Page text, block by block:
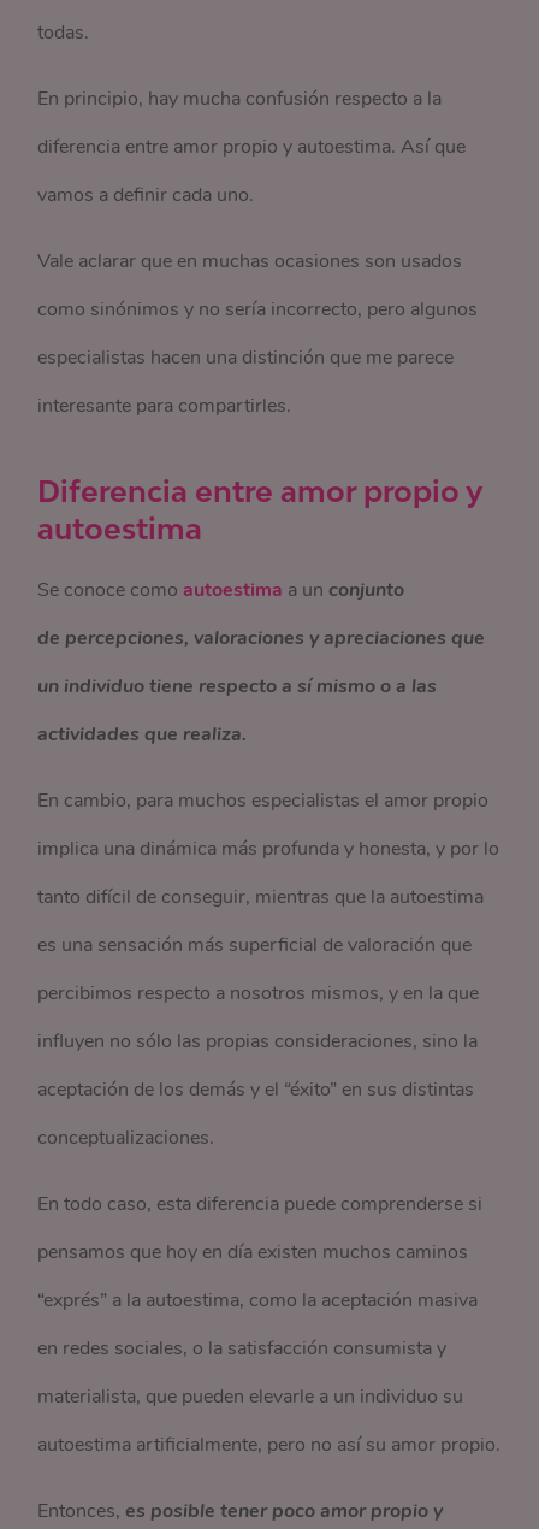
todas.
En principio, hay mucha confusión respecto a la
diferencia entre amor propio y autoestima. Así que
vamos a definir cada uno.
Vale aclarar que en muchas ocasiones son usados
como sinónimos y no sería incorrecto, pero algunos
especialistas hacen una distinción que me parece
interesante para compartirles.
Diferencia entre amor propio y
autoestima
Se conoce como autoestima a unconjunto
de percepciones, valoraciones y apreciaciones que
un individuo tiene respecto a sí mismo o a las
actividades que realiza.
En cambio, para muchos especialistas el amor propio
implica una dinámica más profunda y honesta, y por lo
tanto difícil de conseguir, mientras que la autoestima
es una sensación más superficial de valoración que
percibimos respecto a nosotros mismos, y en la que
influyen no sólo las propias consideraciones, sino la
aceptación de los demás y el “éxito” en sus distintas
conceptualizaciones.
En todo caso, esta diferencia puede comprenderse si
pensamos que hoy en día existen muchos caminos
“exprés” a la autoestima, como la aceptación masiva
en redes sociales, o la satisfacción consumista y
materialista, que pueden elevarle a un individuo su
autoestima artificialmente, pero no así su amor propio.
Entonces,es posible tener poco amor propio y